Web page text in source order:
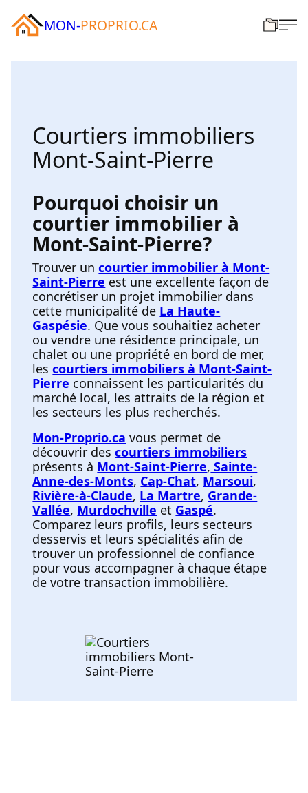
MON-PROPRIO.CA
Courtiers immobiliers
Mont-Saint-Pierre
Pourquoi choisir un
courtier immobilier à
Mont-Saint-Pierre?
Trouver uncourtier immobilier à Mont-
Saint-Pierre est une excellente façon de
concrétiser un projet immobilier dans
cette municipalité de La Haute-
Gaspésie. Que vous souhaitiez acheter
ou vendre une résidence principale, un
chalet ou une propriété en bord de mer,
lescourtiers immobiliers à Mont-Saint-
Pierre connaissent les particularités du
marché local, les attraits de la région et
les secteurs les plus recherchés.
Mon-Proprio.ca vous permet de
découvrir descourtiers immobiliers
présents à Mont-Saint-Pierre, Sainte-
Anne-des-Monts, Cap-Chat, Marsoui,
Rivière-à-Claude, La Martre, Grande-
Vallée, Murdochville et Gaspé.
Comparez leurs profils, leurs secteurs
desservis et leurs spécialités afin de
trouver un professionnel de confiance
pour vous accompagner à chaque étape
de votre transaction immobilière.